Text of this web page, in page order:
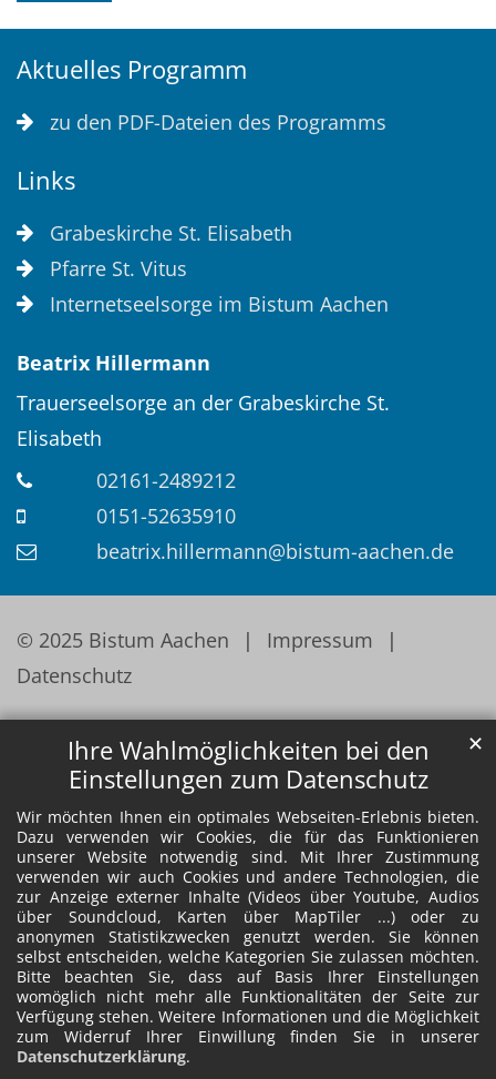
Ihre Wahlmöglichkeiten bei den
Einstellungen zum Datenschutz
Wir möchten Ihnen ein optimales Webseiten-Erlebnis bieten.
Dazu verwenden wir Cookies, die für das Funktionieren
unserer Website notwendig sind. Mit Ihrer Zustimmung
verwenden wir auch Cookies und andere Technologien, die
zur Anzeige externer Inhalte (Videos über Youtube, Audios
über Soundcloud, Karten über MapTiler ...) oder zu
anonymen Statistikzwecken genutzt werden. Sie können
selbst entscheiden, welche Kategorien Sie zulassen möchten.
Bitte beachten Sie, dass auf Basis Ihrer Einstellungen
womöglich nicht mehr alle Funktionalitäten der Seite zur
Verfügung stehen. Weitere Informationen und die Möglichkeit
zum Widerruf Ihrer Einwillung finden Sie in unserer
Datenschutzerklärung.
✕
Aktuelles Programm
zu den PDF-Dateien des Programms
Links
Grabeskirche St. Elisabeth
Pfarre St. Vitus
Internetseelsorge im Bistum Aachen
Beatrix Hillermann
Trauerseelsorge an der Grabeskirche St.
Elisabeth
02161-2489212
0151-52635910
beatrix.hillermann@bistum-aachen.de
© 2025 Bistum Aachen
Impressum
Datenschutz